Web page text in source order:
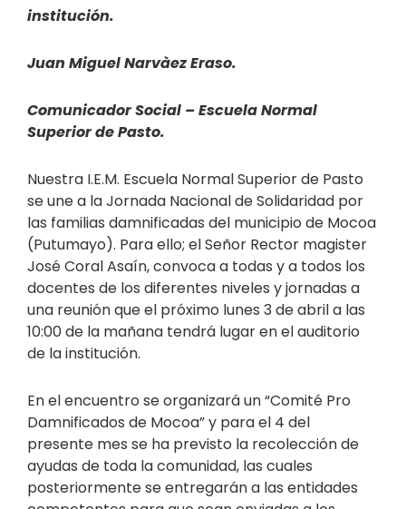
institución.
Juan Miguel Narvàez Eraso.
Comunicador Social – Escuela Normal
Superior de Pasto.
Nuestra I.E.M. Escuela Normal Superior de Pasto
se une a la Jornada Nacional de Solidaridad por
las familias damnificadas del municipio de Mocoa
(Putumayo). Para ello; el Señor Rector magister
José Coral Asaín, convoca a todas y a todos los
docentes de los diferentes niveles y jornadas a
una reunión que el próximo lunes 3 de abril a las
10:00 de la mañana tendrá lugar en el auditorio
de la institución.
En el encuentro se organizará un “Comité Pro
Damnificados de Mocoa” y para el 4 del
presente mes se ha previsto la recolección de
ayudas de toda la comunidad, las cuales
posteriormente se entregarán a las entidades